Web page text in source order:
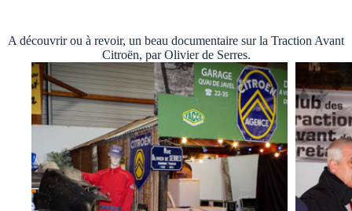
A découvrir ou à revoir, un beau documentaire sur la Traction Avant
Citroën, par Olivier de Serres.